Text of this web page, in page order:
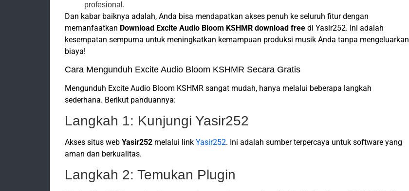
profesional.
Dan kabar baiknya adalah, Anda bisa mendapatkan akses penuh ke seluruh fitur dengan
memanfaatkan Download Excite Audio Bloom KSHMR download free di Yasir252. Ini adalah
kesempatan sempurna untuk meningkatkan kemampuan produksi musik Anda tanpa mengeluarkan
biaya!
Cara Mengunduh Excite Audio Bloom KSHMR Secara Gratis
Mengunduh Excite Audio Bloom KSHMR sangat mudah, hanya melalui beberapa langkah
sederhana. Berikut panduannya:
Langkah 1: Kunjungi Yasir252
Akses situs web Yasir252 melalui link Yasir252. Ini adalah sumber terpercaya untuk software yang
aman dan berkualitas.
Langkah 2: Temukan Plugin